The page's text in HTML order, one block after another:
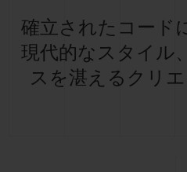
確立されたコード
現代的なスタイル
スを湛えるクリ